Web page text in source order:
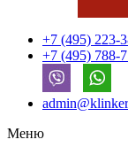
+7 (495) 223-
+7 (495) 788-
Меню